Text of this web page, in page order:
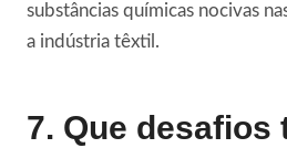
substâncias químicas nocivas
a indústria têxtil.
7. Que desafios